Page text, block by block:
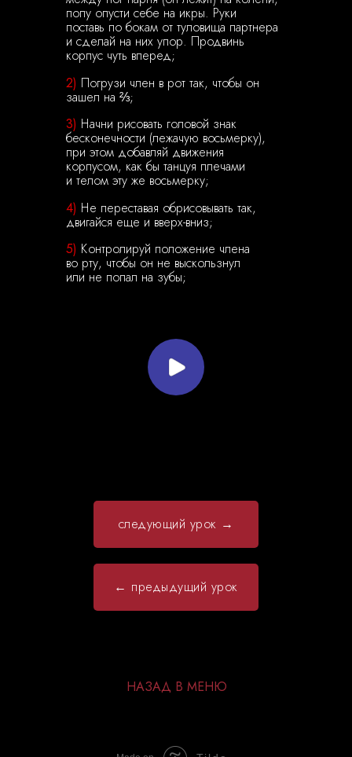
попу опусти себе на икры. Руки
поставь по бокам от туловища партнера
и сделай на них упор. Продвинь
корпус чуть вперед;
2) Погрузи член в рот так, чтобы он
зашел на ⅔;
3) Начни рисовать головой знак
бесконечности (лежачую восьмерку),
при этом добавляй движения
корпусом, как бы танцуя плечами
и телом эту же восьмерку;
4) Не переставая обрисовывать так,
двигайся еще и вверх-вниз;
5) Контролируй положение члена
во рту, чтобы он не выскользнул
или не попал на зубы;
следующий урок →
← предыдущий урок
НАЗАД В МЕНЮ